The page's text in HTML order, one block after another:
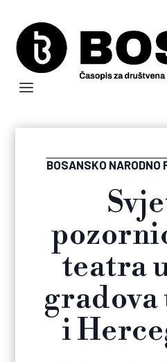
BOSANSKO NARODNO
teatra
gradova
i